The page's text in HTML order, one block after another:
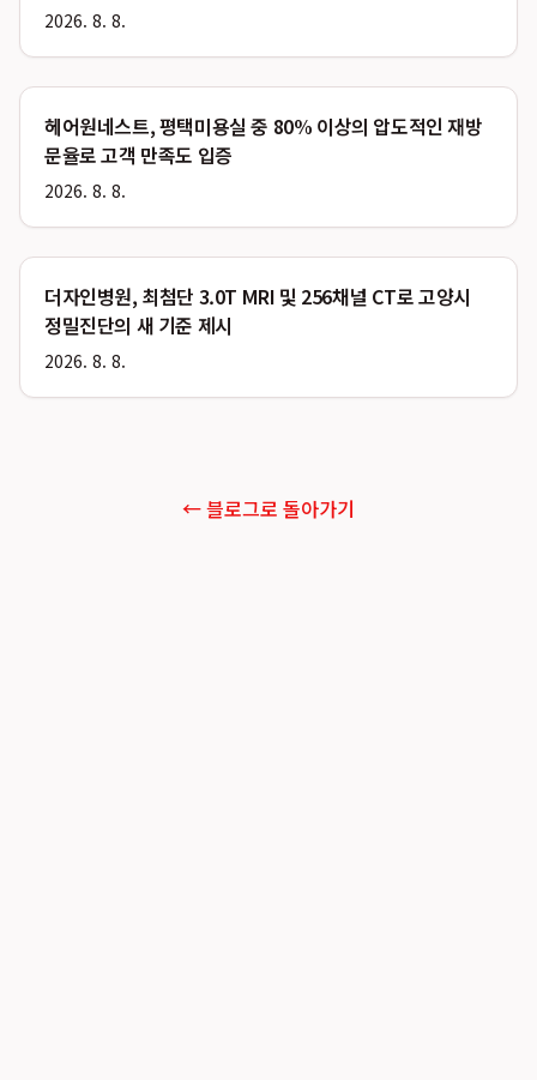
2026. 8. 8.
헤어원네스트, 평택미용실 중 80% 이상의 압도적인 재방
문율로 고객 만족도 입증
2026. 8. 8.
더자인병원, 최첨단 3.0T MRI 및 256채널 CT로 고양시
정밀진단의 새 기준 제시
2026. 8. 8.
← 블로그로 돌아가기